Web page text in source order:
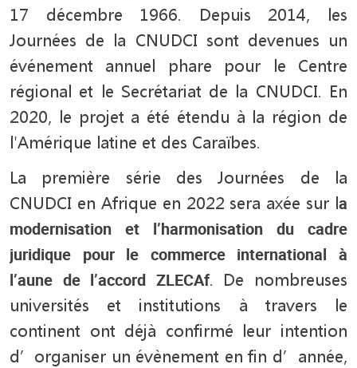
17 décembre 1966. Depuis 2014, les
Journées de la CNUDCI sont devenues un
événement annuel phare pour le Centre
régional et le Secrétariat de la CNUDCI. En
2020, le projet a été étendu à la région de
l'Amérique latine et des Caraïbes.
La première série des Journées de la
CNUDCI en Afrique en 2022 sera axée sur la
modernisation et l’harmonisation du cadre
juridique pour le commerce international à
l’aune de l’accord ZLECAf. De nombreuses
universités et institutions à travers le
continent ont déjà confirmé leur intention
d’organiser un évènement en fin d’année,